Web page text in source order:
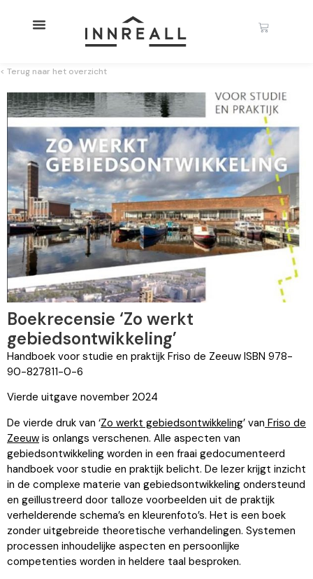
< Terug naar het overzicht
Boekrecensie ‘Zo werkt
gebiedsontwikkeling’
Handboek voor studie en praktijk Friso de Zeeuw ISBN 978-
90-827811-0-6
Vierde uitgave november 2024
De vierde druk van ‘Zo werkt gebiedsontwikkeling’ van Friso de
Zeeuw is onlangs verschenen. Alle aspecten van
gebiedsontwikkeling worden in een fraai gedocumenteerd
handboek voor studie en praktijk belicht. De lezer krijgt inzicht
in de complexe materie van gebiedsontwikkeling ondersteund
en geïllustreerd door talloze voorbeelden uit de praktijk
verhelderende schema’s en kleurenfoto’s. Het is een boek
zonder uitgebreide theoretische verhandelingen. Systemen
processen inhoudelijke aspecten en persoonlijke
competenties worden in heldere taal besproken.